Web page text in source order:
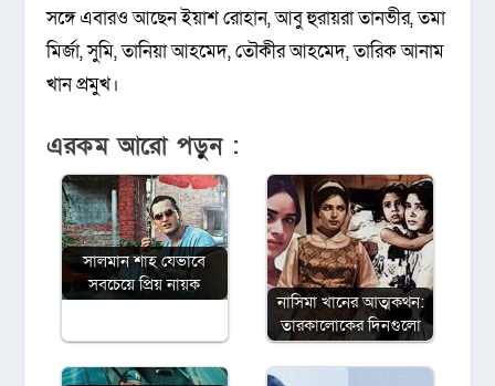
সঙ্গে এবারও আছেন ইয়াশ রোহান, আবু হুরায়রা তানভীর, তমা
মির্জা, সুমি, তানিয়া আহমেদ, তৌকীর আহমেদ, তারিক আনাম
খান প্রমুখ।
এরকম আরো পড়ুন :
সালমান শাহ যেভাবে
সবচেয়ে প্রিয় নায়ক
নাসিমা খানের আত্মকথন:
তারকালোকের দিনগুলো